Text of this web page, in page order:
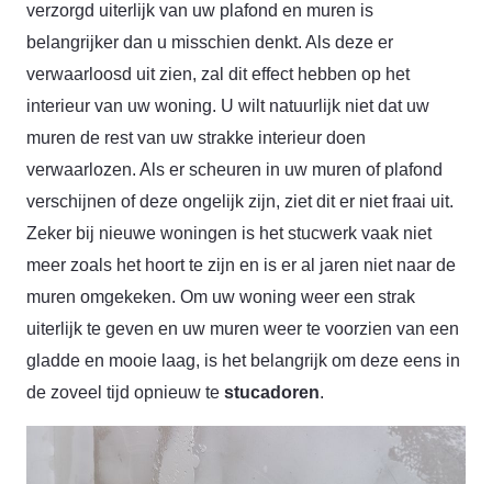
verzorgd uiterlijk van uw plafond en muren is
belangrijker dan u misschien denkt. Als deze er
verwaarloosd uit zien, zal dit effect hebben op het
interieur van uw woning. U wilt natuurlijk niet dat uw
muren de rest van uw strakke interieur doen
verwaarlozen. Als er scheuren in uw muren of plafond
verschijnen of deze ongelijk zijn, ziet dit er niet fraai uit.
Zeker bij nieuwe woningen is het stucwerk vaak niet
meer zoals het hoort te zijn en is er al jaren niet naar de
muren omgekeken. Om uw woning weer een strak
uiterlijk te geven en uw muren weer te voorzien van een
gladde en mooie laag, is het belangrijk om deze eens in
de zoveel tijd opnieuw te stucadoren.